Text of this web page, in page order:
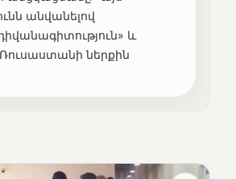
անվանելով
և
Ռուսաստանի ներքին